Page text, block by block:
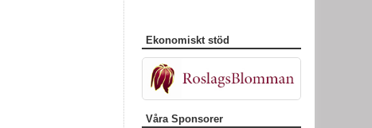
Ekonomiskt stöd
Våra Sponsorer